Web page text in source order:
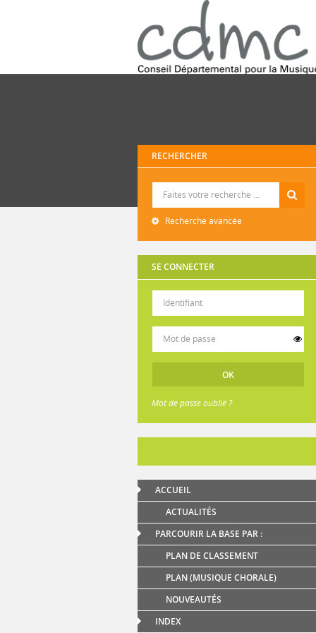
RECHERCHER
Recherche avancée
SE CONNECTER
Mot de passe oublié ?
ACCUEIL
ACTUALITÉS
PARCOURIR LA BASE PAR :
PLAN DE CLASSEMENT
PLAN (MUSIQUE CHORALE)
NOUVEAUTÉS
INDEX